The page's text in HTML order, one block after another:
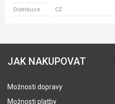
Distribuce CZ
JAK NAKUPOVAT
Možnosti dopravy
Možnosti platby